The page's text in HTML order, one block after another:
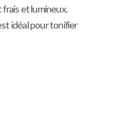
et lumineux.
idéal pour tonifier